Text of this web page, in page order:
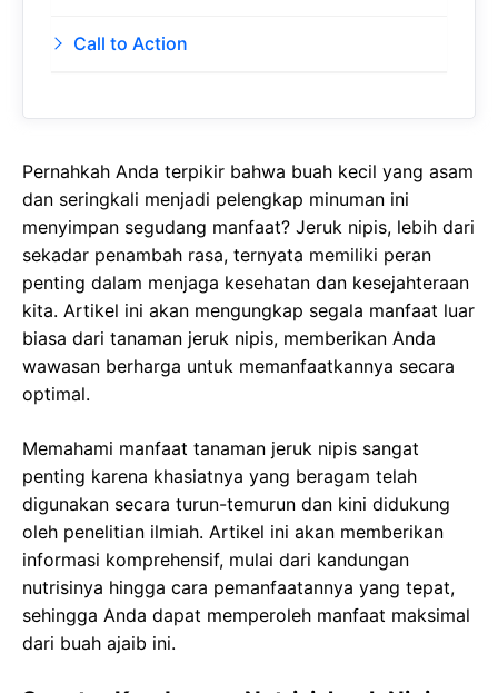
Call to Action
Pernahkah Anda terpikir bahwa buah kecil yang asam
dan seringkali menjadi pelengkap minuman ini
menyimpan segudang manfaat? Jeruk nipis, lebih dari
sekadar penambah rasa, ternyata memiliki peran
penting dalam menjaga kesehatan dan kesejahteraan
kita. Artikel ini akan mengungkap segala manfaat luar
biasa dari tanaman jeruk nipis, memberikan Anda
wawasan berharga untuk memanfaatkannya secara
optimal.
Memahami manfaat tanaman jeruk nipis sangat
penting karena khasiatnya yang beragam telah
digunakan secara turun-temurun dan kini didukung
oleh penelitian ilmiah. Artikel ini akan memberikan
informasi komprehensif, mulai dari kandungan
nutrisinya hingga cara pemanfaatannya yang tepat,
sehingga Anda dapat memperoleh manfaat maksimal
dari buah ajaib ini.